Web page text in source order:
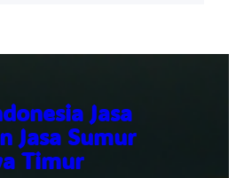
Jasa
Jasa Sumur
Timur